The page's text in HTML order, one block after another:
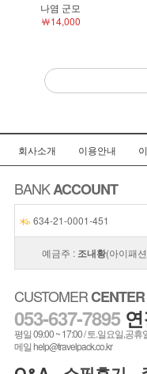
나염 군모
￦14,000
회사소개 이용안내
BANKACCOUNT
634-21-0001-451
예금주 : 조내황(아이패
CUSTOMERCENTER
053-637-7895
평일 09:00 ~ 17:00 / 토.일요일,공휴
메일 help@travelpack.co.kr